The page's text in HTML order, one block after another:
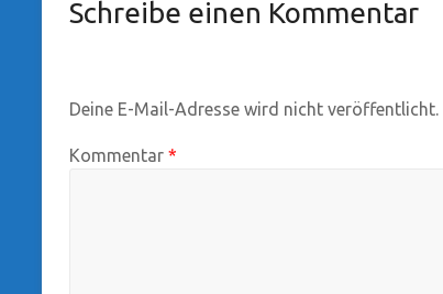
Schreibe einen Kommentar
Deine E-Mail-Adresse wird nicht veröffentlicht.
Kommentar *